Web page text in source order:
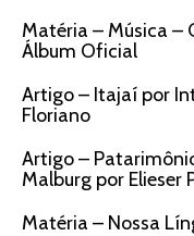
Matéria – Música –
Álbum Oficial
Artigo – Itajaí por
Floriano
Artigo –
Malburg por Elieser
Matéria – Nossa